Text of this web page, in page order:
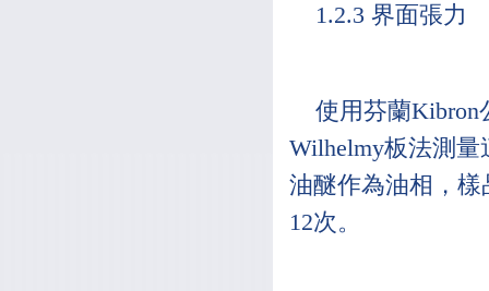
1.2.3 界面張力
使用芬蘭Kibron
Wilhelmy板法測
油醚作為油相，
12次。